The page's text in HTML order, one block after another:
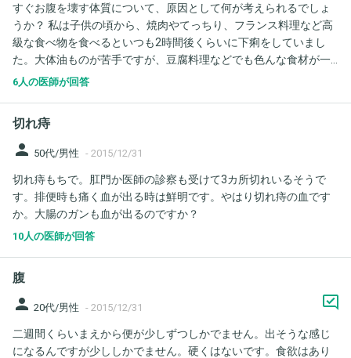
すぐお腹を壊す体質について、原因として何が考えられるでしょ
うか？ 私は子供の頃から、焼肉やてっちり、フランス料理など高
級な食べ物を食べるといつも2時間後くらいに下痢をしていまし
た。大体油ものが苦手ですが、豆腐料理などでも色んな食材が一
気に入るとお腹を壊すことがあります。 今日もすき焼きを食べて
臓ですか？ 緊張すると壊すことも多いのは過敏性大腸もあるので
しょうか？ ちなみに父方の家系は癌家系で、皆膵臓が悪い人も多
教示のほど、よろしくお願いいたします。
6人の医師が回答
切れ痔
person 50代/男性 - 2015/12/31
切れ痔もちで。肛門か医師の診察も受けて3カ所切れいるそうで
す。排便時も痛く血が出る時は鮮明です。やはり切れ痔の血です
か。大腸のガンも血が出るのですか？
10人の医師が回答
腹
person 20代/男性 - 2015/12/31
二週間くらいまえから便が少しずつしかでません。出そうな感じ
になるんですが少ししかでません。硬くはないです。食欲はあり